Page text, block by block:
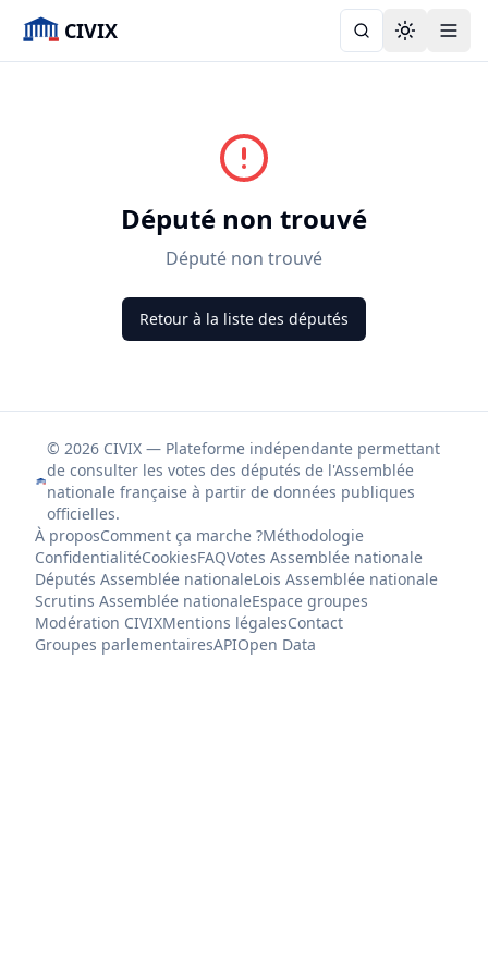
CIVIX Toggle
Député non trouvé
Député non trouvé
Retour à la liste des députés
© 2026 CIVIX — Plateforme indépendante permettant
de consulter les votes des députés de l'Assemblée
nationale française à partir de données publiques
officielles.
À proposComment ça marche ?Méthodologie
ConfidentialitéCookiesFAQVotes Assemblée nationale
Députés Assemblée nationaleLois Assemblée nationale
Scrutins Assemblée nationaleEspace groupes
Modération CIVIXMentions légalesContact
Groupes parlementairesAPIOpen Data